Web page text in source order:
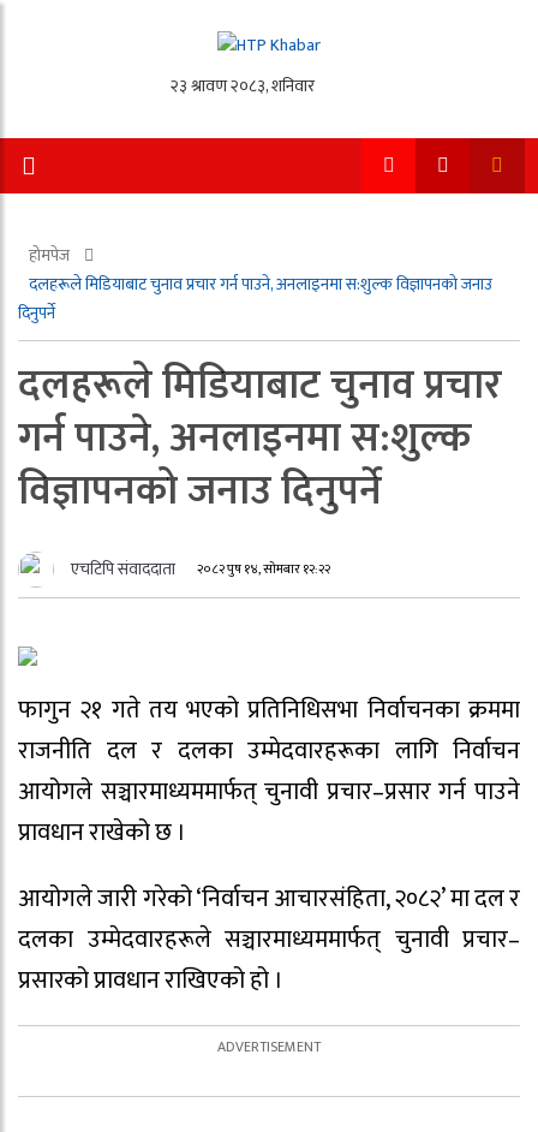
होमपेज
दलहरूले मिडियाबाट चुनाव प्रचार गर्न पाउने, अनलाइनमा स:शुल्क विज्ञापनको जनाउ
दिनुपर्ने
दलहरूले मिडियाबाट चुनाव प्रचार
गर्न पाउने, अनलाइनमा स:शुल्क
विज्ञापनको जनाउ दिनुपर्ने
एचटिपि संवाददाता २०८२ पुष १४, सोमबार १२:२२
फागुन २१ गते तय भएको प्रतिनिधिसभा निर्वाचनका क्रममा
राजनीति दल र दलका उम्मेदवारहरूका लागि निर्वाचन
आयोगले सञ्चारमाध्यममार्फत् चुनावी प्रचार–प्रसार गर्न पाउने
प्रावधान राखेको छ ।
आयोगले जारी गरेको ‘निर्वाचन आचारसंहिता, २०८२’ मा दल र
दलका उम्मेदवारहरूले सञ्चारमाध्यममार्फत् चुनावी प्रचार–
प्रसारको प्रावधान राखिएको हो ।